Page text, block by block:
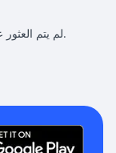
لم يتم العثور على مقالات مطابقة للبحث الذي تم تحديده.